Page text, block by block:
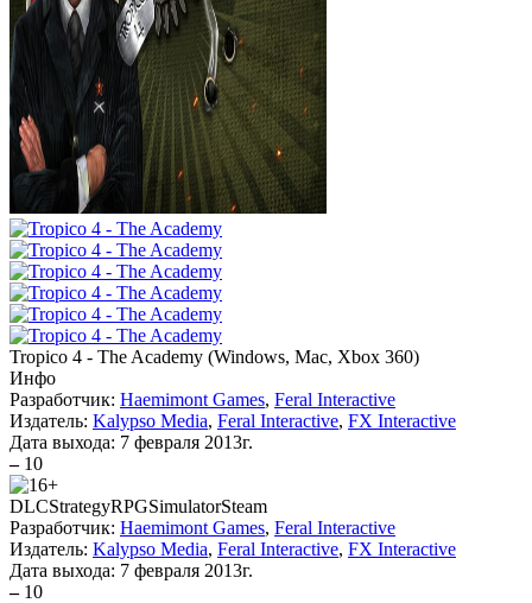
Tropico 4 - The Academy (Windows, Mac, Xbox 360)
Инфо
Разработчик: Haemimont Games, Feral Interactive
Издатель: Kalypso Media, Feral Interactive, FX Interactive
Дата выхода: 7 февраля 2013г.
– 10
DLCStrategyRPGSimulatorSteam
Разработчик: Haemimont Games, Feral Interactive
Издатель: Kalypso Media, Feral Interactive, FX Interactive
Дата выхода: 7 февраля 2013г.
– 10